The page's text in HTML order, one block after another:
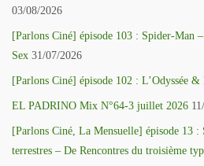
03/08/2026
[Parlons Ciné] épisode 103 : Spider-Man
Sex 31/07/2026
[Parlons Ciné] épisode 102 : L’Odyssée
EL PADRINO Mix N°64-3 juillet 2026
[Parlons Ciné, La Mensuelle] épisode 13
terrestres – De Rencontres du troisième